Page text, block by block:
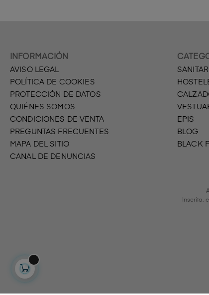
INFORMACIÓN
AVISO LEGAL
POLÍTICA DE COOKIES
PROTECCIÓN DE DATOS
QUIÉNES SOMOS
CONDICIONES DE VENTA
PREGUNTAS FRECUENTES
MAPA DEL SITIO
CANAL DE DENUNCIAS
EPIS
BLOG
BLACK
Inscrita,